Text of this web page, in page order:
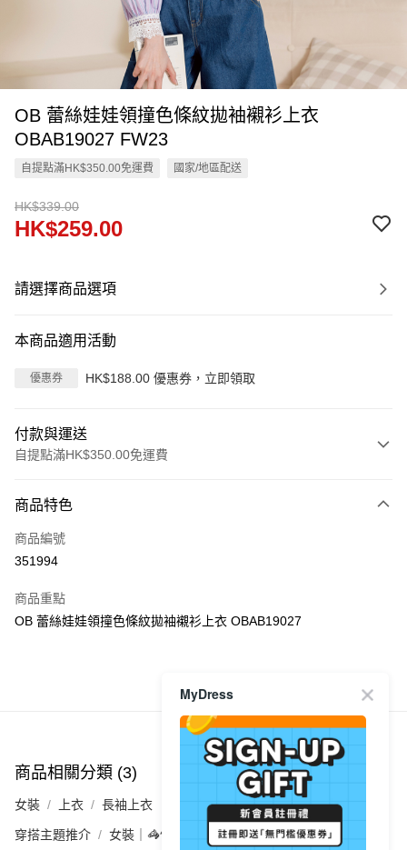
OB 蕾絲娃娃領撞色條紋拋袖襯衫上衣
OBAB19027 FW23
自提點滿HK$350.00免運費 國家/地區配送
HK$339.00
HK$259.00
請選擇商品選項
本商品適用活動
優惠券 HK$188.00 優惠券，立即領取
付款與運送
自提點滿HK$350.00免運費
信用卡
Apple Pay
PayMe
每筆HK$40.00，滿HK$350.00或以上免運費
付款後順豐站及營業點
每筆HK$40.00，滿HK$350.00或以上免運費
付款後順豐合作便利店
商品特色
商品編號
351994
商品重點
OB 蕾絲娃娃領撞色條紋拋袖襯衫上衣 OBAB19027
商品推薦
商品相關分類 (3)
女裝 上衣 長袖上衣
穿搭主題推介 女裝｜🦓條紋控必入 輕鬆着出法式感
MyDress